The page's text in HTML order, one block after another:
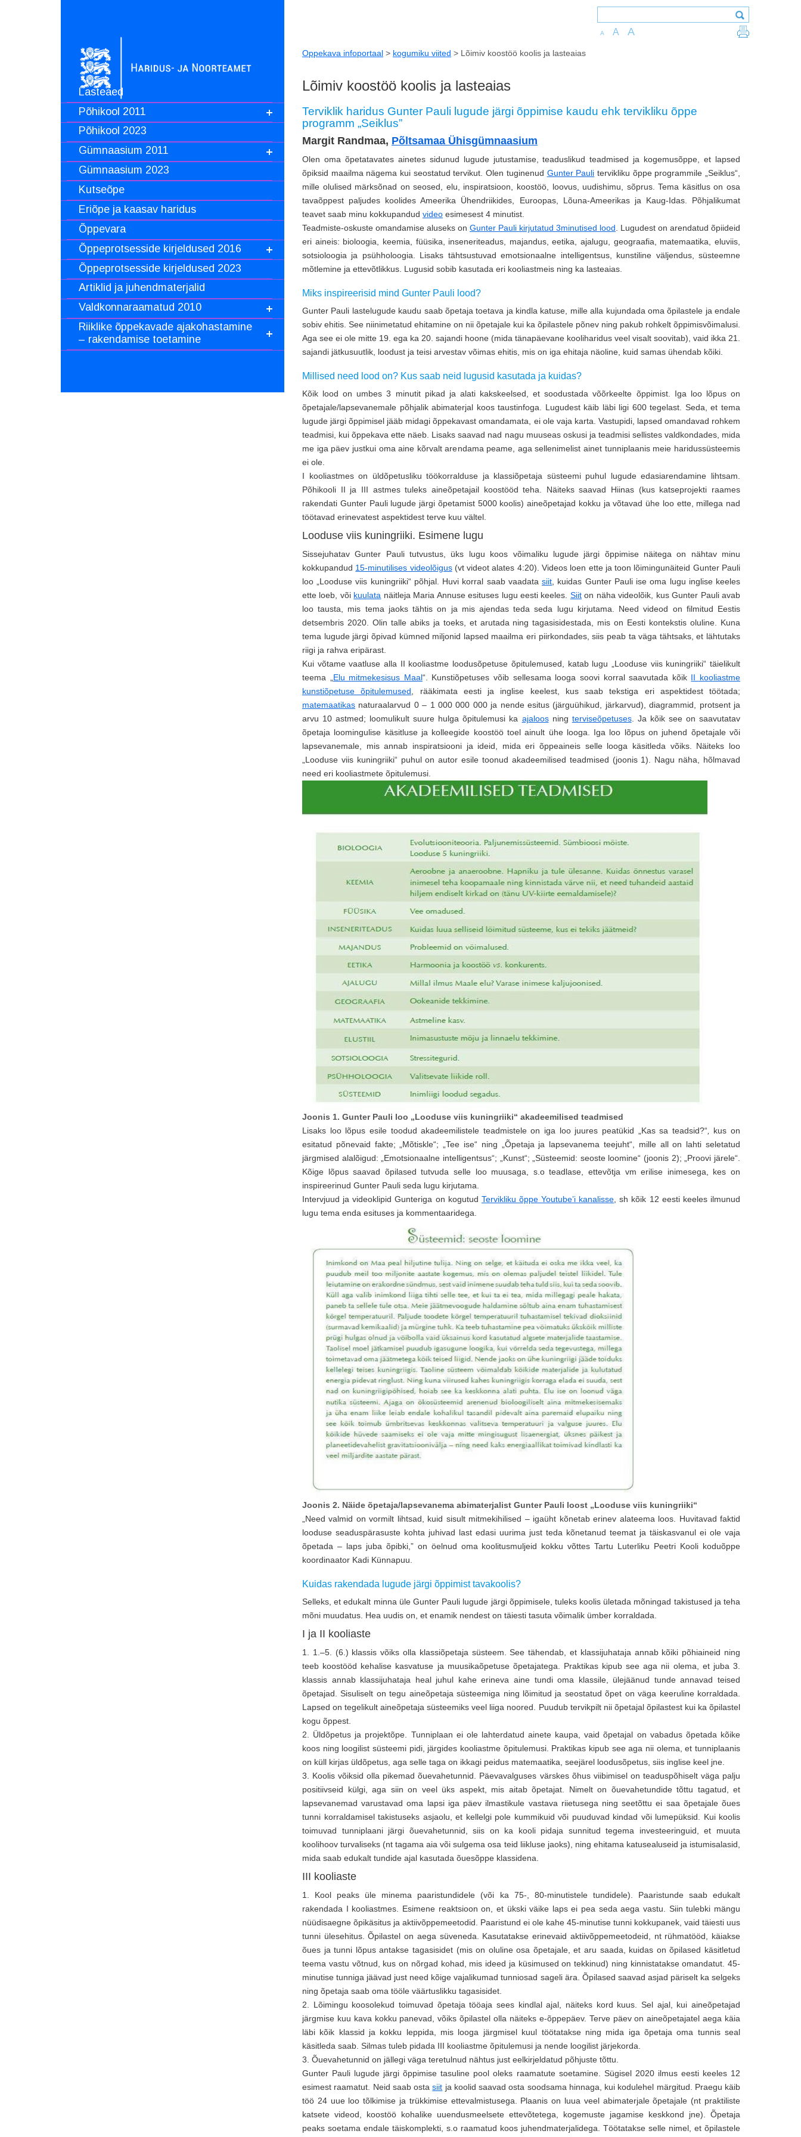
Lasteaed
Põhikool 2011
Põhikool 2023
Gümnaasium 2011
Gümnaasium 2023
Kutseõpe
Eriõpe ja kaasav haridus
Õppevara
Õppeprotsesside kirjeldused 2016
Õppeprotsesside kirjeldused 2023
Artiklid ja juhendmaterjalid
Valdkonnaraamatud 2010
Riiklike õppekavade ajakohastamine
– rakendamise toetamine
A A A
Oppekava infoportaal > kogumiku viited > Lõimiv koostöö koolis ja lasteaias
Lõimiv koostöö koolis ja lasteaias
Terviklik haridus Gunter Pauli lugude järgi õppimise kaudu ehk tervikliku õppe
programm „Seiklus”
Margit Randmaa, Põltsamaa Ühisgümnaasium
Olen oma õpetatavates ainetes sidunud lugude jutustamise, teaduslikud teadmised ja kogemusõppe, et lapsed
õpiksid maailma nägema kui seostatud tervikut. Olen tuginenud Gunter Pauli tervikliku õppe programmile „Seiklus“,
mille olulised märksõnad on seosed, elu, inspiratsioon, koostöö, loovus, uudishimu, sõprus. Tema käsitlus on osa
tavaõppest paljudes koolides Ameerika Ühendriikides, Euroopas, Lõuna-Ameerikas ja Kaug-Idas. Põhjalikumat
teavet saab minu kokkupandud video esimesest 4 minutist.
Teadmiste-oskuste omandamise aluseks on Gunter Pauli kirjutatud 3minutised lood . Lugudest on arendatud õpiideid
eri aineis: bioloogia, keemia, füüsika, inseneriteadus, majandus, eetika, ajalugu, geograafia, matemaatika, eluviis,
sotsioloogia ja psühholoogia. Lisaks tähtsustuvad emotsionaalne intelligentsus, kunstiline väljendus, süsteemne
mõtlemine ja ettevõtlikkus. Lugusid sobib kasutada eri kooliastmeis ning ka lasteaias.
Miks inspireerisid mind Gunter Pauli lood?
Gunter Pauli lastelugude kaudu saab õpetaja toetava ja kindla katuse, mille alla kujundada oma õpilastele ja endale
sobiv ehitis. See niinimetatud ehitamine on nii õpetajale kui ka õpilastele põnev ning pakub rohkelt õppimisvõimalusi.
Aga see ei ole mitte 19. ega ka 20. sajandi hoone (mida tänapäevane kooliharidus veel visalt soovitab), vaid ikka 21.
sajandi jätkusuutlik, loodust ja teisi arvestav võimas ehitis, mis on iga ehitaja näoline, kuid samas ühendab kõiki.
Millised need lood on? Kus saab neid lugusid kasutada ja kuidas?
Kõik lood on umbes 3 minutit pikad ja alati kakskeelsed, et soodustada võõrkeelte õppimist. Iga loo lõpus on
õpetajale/lapsevanemale põhjalik abimaterjal koos taustinfoga. Lugudest käib läbi ligi 600 tegelast. Seda, et tema
lugude järgi õppimisel jääb midagi õppekavast omandamata, ei ole vaja karta. Vastupidi, lapsed omandavad rohkem
teadmisi, kui õppekava ette näeb. Lisaks saavad nad nagu muuseas oskusi ja teadmisi sellistes valdkondades, mida
me iga päev justkui oma aine kõrvalt arendama peame, aga sellenimelist ainet tunniplaanis meie haridussüsteemis
ei ole.
I kooliastmes on üldõpetusliku töökorralduse ja klassiõpetaja süsteemi puhul lugude edasiarendamine lihtsam.
Põhikooli II ja III astmes tuleks aineõpetajail koostööd teha. Näiteks saavad Hiinas (kus katseprojekti raames
rakendati Gunter Pauli lugude järgi õpetamist 5000 koolis) aineõpetajad kokku ja võtavad ühe loo ette, millega nad
töötavad erinevatest aspektidest terve kuu vältel.
Looduse viis kuningriiki. Esimene lugu
Sissejuhatav Gunter Pauli tutvustus, üks lugu koos võimaliku lugude järgi õppimise näitega on nähtav minu
kokkupandud 15-minutilises videolõigus(vt videot alates 4:20). Videos loen ette ja toon lõimingunäiteid Gunter Pauli
loo „Looduse viis kuningriiki“ põhjal. Huvi korral saab vaadatasiit , kuidas Gunter Pauli ise oma lugu inglise keeles
ette loeb, või kuulata näitleja Maria Annuse esituses lugu eesti keeles. Siiton näha videolõik, kus Gunter Pauli avab
loo tausta, mis tema jaoks tähtis on ja mis ajendas teda seda lugu kirjutama. Need videod on filmitud Eestis
detsembris 2020. Olin talle abiks ja toeks, et arutada ning tagasisidestada, mis on Eesti kontekstis oluline. Kuna
tema lugude järgi õpivad kümned miljonid lapsed maailma eri piirkondades, siis peab ta väga tähtsaks, et lähtutaks
riigi ja rahva eripärast.
Kui võtame vaatluse alla II kooliastme loodusõpetuse õpitulemused, katab lugu „Looduse viis kuningriiki“ täielikult
teema „ Elu mitmekesisus Maal“. Kunstiõpetuses võib sellesama looga soovi korral saavutada kõik II kooliastme
kunstiõpetuse õpitulemused , rääkimata eesti ja inglise keelest, kus saab tekstiga eri aspektidest töötada;
matemaatikas naturaalarvud 0 – 1 000 000 000 ja nende esitus (järguühikud, järkarvud), diagrammid, protsent ja
arvu 10 astmed; loomulikult suure hulga õpitulemusi ka ajaloosning terviseõpetuses. Ja kõik see on saavutatav
õpetaja loomingulise käsitluse ja kolleegide koostöö toel ainult ühe looga. Iga loo lõpus on juhend õpetajale või
lapsevanemale, mis annab inspiratsiooni ja ideid, mida eri õppeaineis selle looga käsitleda võiks. Näiteks loo
„Looduse viis kuningriiki“ puhul on autor esile toonud akadeemilised teadmised (joonis 1). Nagu näha, hõlmavad
need eri kooliastmete õpitulemusi.
Joonis 1. Gunter Pauli loo „Looduse viis kuningriiki“ akadeemilised teadmised
Lisaks loo lõpus esile toodud akadeemilistele teadmistele on iga loo juures peatükid „Kas sa teadsid?“
kus on
esitatud põnevaid fakte; „Mõtiskle“; „Tee ise“ ning „Õpetaja ja lapsevanema teejuht“, mille all on lahti seletatud
järgmised alalõigud: „Emotsionaalne intelligentsus“; „Kunst“; „Süsteemid: seoste loomine“ (joonis 2); „Proovi järele“.
Kõige lõpus saavad õpilased tutvuda selle loo muusaga, s.o teadlase, ettevõtja vm erilise inimesega, kes on
inspireerinud Gunter Pauli seda lugu kirjutama.
Intervjuud ja videoklipid Gunteriga on kogutud Tervikliku õppe Youtube’i kanalisse , sh kõik 12 eesti keeles ilmunud
lugu tema enda esituses ja kommentaaridega.
Joonis 2. Näide õpetaja/lapsevanema abimaterjalist Gunter Pauli loost „Looduse viis kuningriiki“
„Need valmid on vormilt lihtsad, kuid sisult mitmekihilised – igaüht kõnetab erinev alateema loos. Huvitavad faktid
looduse seaduspärasuste kohta juhivad last edasi uurima just teda kõnetanud teemat ja täiskasvanul ei ole vaja
õpetada – laps juba õpibki,” on öelnud oma koolitusmuljeid kokku võttes Tartu Luterliku Peetri Kooli koduõppe
koordinaator Kadi Künnapuu.
Kuidas rakendada lugude järgi õppimist tavakoolis?
Selleks, et edukalt minna üle Gunter Pauli lugude järgi õppimisele, tuleks koolis ületada mõningad takistused ja teha
mõni muudatus. Hea uudis on, et enamik nendest on täiesti tasuta võimalik ümber korraldada.
I ja II kooliaste
1. 1.–5. (6.) klassis võiks olla klassiõpetaja süsteem. See tähendab, et klassijuhataja annab kõiki põhiaineid ning
teeb koostööd kehalise kasvatuse ja muusikaõpetuse õpetajatega. Praktikas kipub see aga nii olema, et juba 3.
klassis annab klassijuhataja heal juhul kahe erineva aine tundi oma klassile, ülejäänud tunde annavad teised
õpetajad. Sisuliselt on tegu aineõpetaja süsteemiga ning lõimitud ja seostatud õpet on väga keeruline korraldada.
Lapsed on tegelikult aineõpetaja süsteemiks veel liiga noored. Puudub tervikpilt nii õpetajal õpilastest kui ka õpilastel
kogu õppest.
2. Üldõpetus ja projektõpe. Tunniplaan ei ole lahterdatud ainete kaupa, vaid õpetajal on vabadus õpetada kõike
koos ning loogilist süsteemi pidi, järgides kooliastme õpitulemusi. Praktikas kipub see aga nii olema, et tunniplaanis
on küll kirjas üldõpetus, aga selle taga on ikkagi peidus matemaatika, seejärel loodusõpetus, siis inglise keel jne.
3. Koolis võiksid olla pikemad õuevahetunnid. Päevavalguses värskes õhus viibimisel on teaduspõhiselt väga palju
positiivseid külgi, aga siin on veel üks aspekt, mis aitab õpetajat. Nimelt on õuevahetundide tõttu tagatud, et
lapsevanemad varustavad oma lapsi iga päev ilmastikule vastava riietusega ning seetõttu ei saa õpetajale õues
tunni korraldamisel takistuseks asjaolu, et kellelgi pole kummikuid või puuduvad kindad või lumepüksid. Kui koolis
toimuvad tunniplaani järgi õuevahetunnid, siis on ka kooli pidaja sunnitud tegema investeeringuid, et muuta
koolihoov turvaliseks (nt tagama aia või sulgema osa teid liikluse jaoks), ning ehitama katusealuseid ja istumisalasid,
mida saab edukalt tundide ajal kasutada õuesõppe klassidena.
III kooliaste
1. Kool peaks üle minema paaristundidele (või ka 75-, 80-minutistele tundidele). Paaristunde saab edukalt
rakendada I kooliastmes. Esimene reaktsioon on, et ükski väike laps ei pea seda aega vastu. Siin tulebki mängu
nüüdisaegne õpikäsitus ja aktiivõppemeetodid. Paaristund ei ole kahe 45-minutise tunni kokkupanek, vaid täiesti uus
tunni ülesehitus. Õpilastel on aega süveneda. Kasutatakse erinevaid aktiivõppemeetodeid, nt rühmatööd, käiakse
õues ja tunni lõpus antakse tagasisidet (mis on oluline osa õpetajale, et aru saada, kuidas on õpilased käsitletud
teema vastu võtnud, kus on nõrgad kohad, mis ideed ja küsimused on tekkinud) ning kinnistatakse omandatut. 45-
minutise tunniga jäävad just need kõige vajalikumad tunniosad sageli ära. Õpilased saavad asjad päriselt ka selgeks
ning õpetaja saab oma tööle väärtuslikku tagasisidet.
2. Lõimingu koosolekud toimuvad õpetaja tööaja sees kindlal ajal, näiteks kord kuus. Sel ajal, kui aineõpetajad
järgmise kuu kava kokku panevad, võiks õpilastel olla näiteks e-õppepäev. Terve päev on aineõpetajatel aega käia
läbi kõik klassid ja kokku leppida, mis looga järgmisel kuul töötatakse ning mida iga õpetaja oma tunnis seal
käsitleda saab. Silmas tuleb pidada III kooliastme õpitulemusi ja nende loogilist järjekorda.
3. Õuevahetunnid on jällegi väga teretulnud nähtus just eelkirjeldatud põhjuste tõttu.
Gunter Pauli lugude järgi õppimise tasuline pool oleks raamatute soetamine. Sügisel 2020 ilmus eesti keeles 12
esimest raamatut. Neid saab ostasiit ja koolid saavad osta soodsama hinnaga, kui kodulehel märgitud. Praegu käib
töö 24 uue loo tõlkimise ja trükkimise ettevalmistusega. Plaanis on luua veel abimaterjale õpetajale (nt praktiliste
katsete videod, koostöö kohalike uuendusmeelsete ettevõtetega, kogemuste jagamise keskkond jne). Õpetaja
peaks soetama endale täiskomplekti, s.o raamatud koos juhendmaterjalidega. Töötatakse selle nimel, et õpilastele